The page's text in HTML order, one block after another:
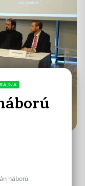
háború